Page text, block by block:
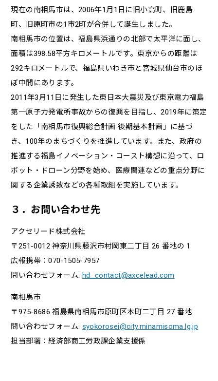
現在の南相馬市は、2006年1月1日に旧小高町、旧鹿島
町、旧原町市の1市2町が合併して誕生しました。
南相馬市の位置は、福島県浜通りの北部で太平洋に面し、
面積は398.58平方キロメートルです。東京からの距離は
292キロメートルで、福島県いわき市と宮城県仙台市のほ
ぼ中間にあります。
2011年3月11日に発生した東日本大震災及び東京電力福島
第一原子力発電所事故からの復興を目指し、2019年に策定
をした「南相馬市復興総合計画 後期基本計画」に基づ
き、100年のまちづくりを推進しています。また、政府の
推進する福島イノベーション・コースト構想に沿って、ロ
ボット・ドローン分野を始め、医療関連などの重点分野に
関する企業誘致などの各種取組を実施しています。
３．お問い合わせ先
アクセリード株式会社
〒251-0012 神奈川県藤沢市村岡東二丁目 26 番地の 1
広報携帯：070-1505-7957
問い合わせフォーム: hd_contact@axcelead.com
南相馬市
〒975-8686 福島県南相馬市原町区本町二丁目 27 番地
問い合わせフォーム: syokorosei@city.minamisoma.lg.jp
担当部署：経済部商工労政課企業支援係